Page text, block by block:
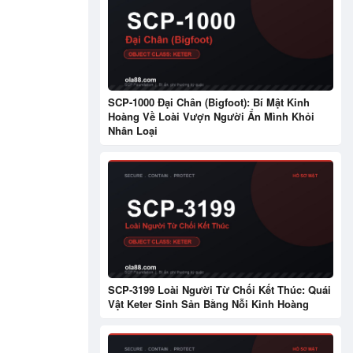
SCP-1000 Đại Chân (Bigfoot): Bí Mật Kinh
Hoàng Về Loài Vượn Người Ẩn Mình Khỏi
Nhân Loại
SCP-3199 Loài Người Từ Chối Kết Thúc: Quái
Vật Keter Sinh Sản Bằng Nỗi Kinh Hoàng